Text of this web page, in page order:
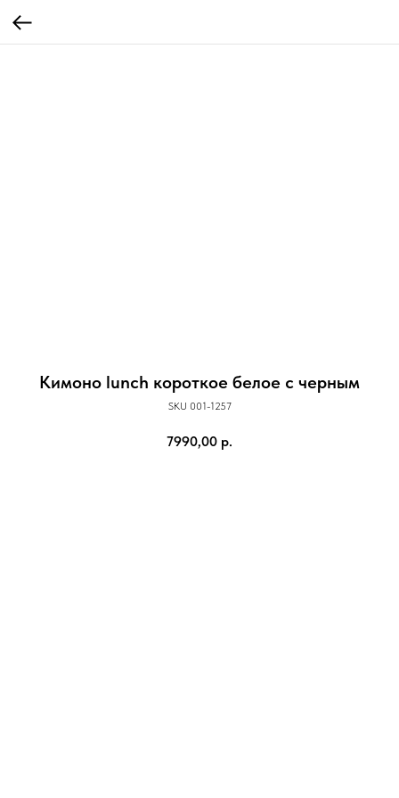
Кимоно lunch короткое белое с черным
SKU 001-1257
7990,00 р.